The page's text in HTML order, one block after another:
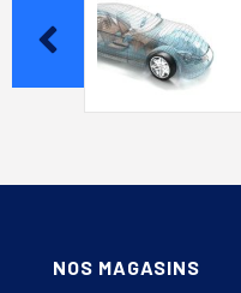
NOS MAGASINS